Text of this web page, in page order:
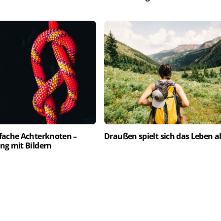
Achterknoten –
mit Bildern
Draußen spielt sich das Leben